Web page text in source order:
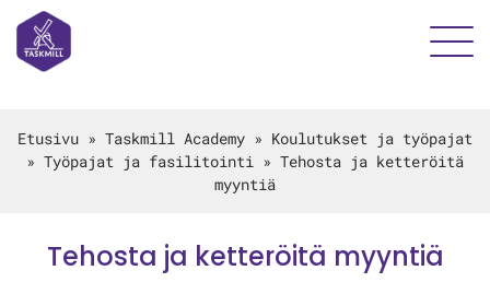
Etusivu » Taskmill Academy » Koulutukset ja työpajat
» Työpajat ja fasilitointi » Tehosta ja ketteröitä
myyntiä
Tehosta ja ketteröitä myyntiä